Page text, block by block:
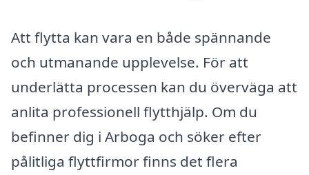
Att flytta kan vara en både spännande
och utmanande upplevelse. För att
underlätta processen kan du överväga att
anlita professionell flytthjälp. Om du
befinner dig i Arboga och söker efter
pålitliga flyttfirmor finns det flera